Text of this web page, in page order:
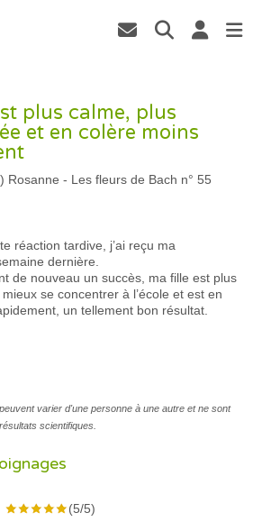
plus calme, plus
et en colère moins
) Rosanne - Les fleurs de Bach n° 55
réaction tardive, j’ai reçu ma
dernière.
de nouveau un succès, ma fille est plus
se concentrer à l’école et est en
un tellement bon résultat.
varier d'une personne à une autre et ne sont
scientifiques.
(5/5)